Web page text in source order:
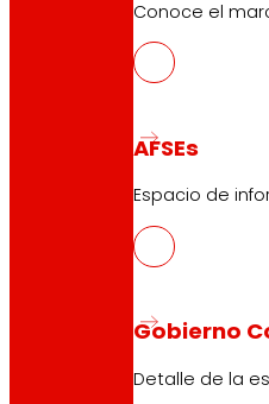
Conoce el
AFSEs
Espacio de
Gobierno
Detalle de la